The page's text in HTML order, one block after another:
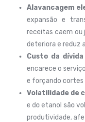
Alavancagem
expansão e
receitas caem ou
deteriora e reduz
Custo da
encarece o
e forçando cortes
Volatilidade de
e do etanol são
produtividade,